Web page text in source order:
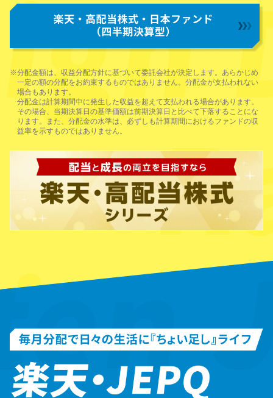
※分配金額は、収益分配方針に基づいて委託会社が決定します。あらかじめ
一定の額の分配をお約束するものではありません。分配金が支払われない
場合もあります。
分配金は計算期間中に発生した収益を超えて支払われる場合があります。
その場合、当期決算日の基準価額は前期決算日と比べて下落することにな
ります。また、分配金の水準は、必ずしも計算期間におけるファンドの収
益率を示すものではありません。